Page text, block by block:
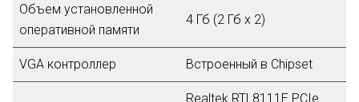
Объем установленной
оперативной памяти
4 Гб (2 Гб х 2)
VGA контроллер Встроенный в Chipset
Realtek RTL8111E PCIe